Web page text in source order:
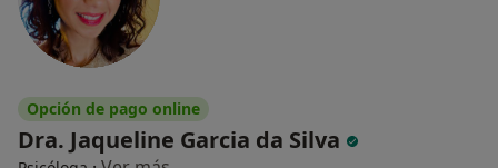
Opción de pago online
Dra. Jaqueline Garcia da Silva